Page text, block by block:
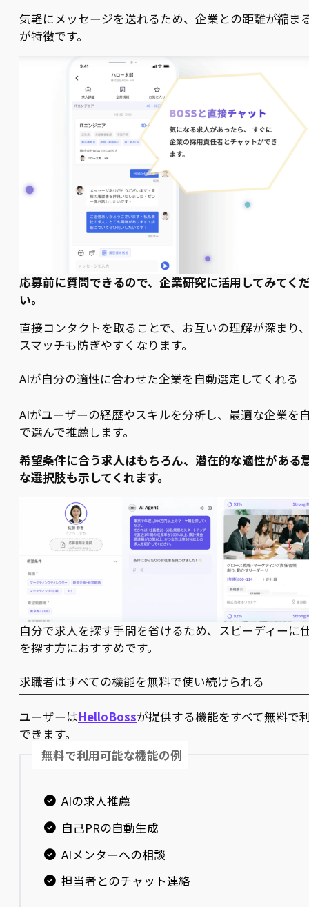
気軽にメッセージを送れるため、企業との距離が縮ま
が特徴です。
応募前に質問できるので、企業研究に活用してみてく
い。
直接コンタクトを取ることで、お互いの理解が深まり
スマッチも防ぎやすくなります。
AIが自分の適性に合わせた企業を自動選定してくれる
AIがユーザーの経歴やスキルを分析し、最適な企業を
で選んで推薦します。
希望条件に合う求人はもちろん、潜在的な適性がある
な選択肢も示してくれます。
自分で求人を探す手間を省けるため、スピーディーに
を探す方におすすめです。
求職者はすべての機能を無料で使い続けられる
ユーザーはHelloBossが提供する機能をすべて無料で
できます。
無料で利用可能な機能の例
AIの求人推薦
自己PRの自動生成
AIメンターへの相談
担当者とのチャット連絡